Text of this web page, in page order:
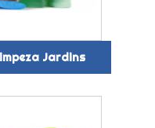
Jardins